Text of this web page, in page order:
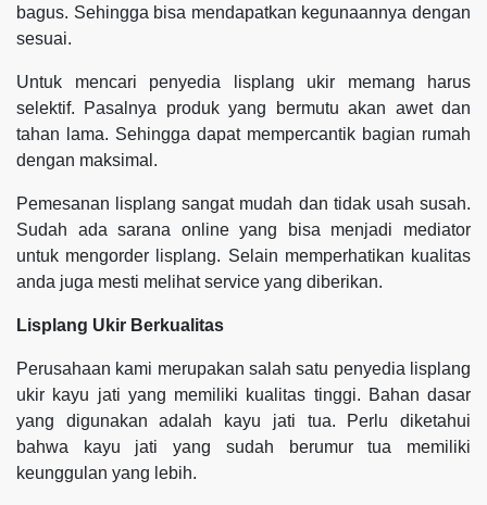
bagus. Sehingga bisa mendapatkan kegunaannya dengan
sesuai.
Untuk mencari penyedia lisplang ukir memang harus
selektif. Pasalnya produk yang bermutu akan awet dan
tahan lama. Sehingga dapat mempercantik bagian rumah
dengan maksimal.
Pemesanan lisplang sangat mudah dan tidak usah susah.
Sudah ada sarana online yang bisa menjadi mediator
untuk mengorder lisplang. Selain memperhatikan kualitas
anda juga mesti melihat service yang diberikan.
Lisplang Ukir Berkualitas
Perusahaan kami merupakan salah satu penyedia lisplang
ukir kayu jati yang memiliki kualitas tinggi. Bahan dasar
yang digunakan adalah kayu jati tua. Perlu diketahui
bahwa kayu jati yang sudah berumur tua memiliki
keunggulan yang lebih.